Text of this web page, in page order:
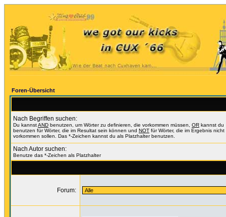
Foren-Übersicht
Nach Begriffen suchen:
Du kannstAND benutzen, um Wörter zu definieren, die vorkommen müssen, OR kannst du
benutzen für Wörter, die im Resultat sein können und NOT für Wörter, die im Ergebnis nicht
vorkommen sollen. Das *-Zeichen kannst du als Platzhalter benutzen.
Nach Autor suchen:
Benutze das *-Zeichen als Platzhalter
Forum: